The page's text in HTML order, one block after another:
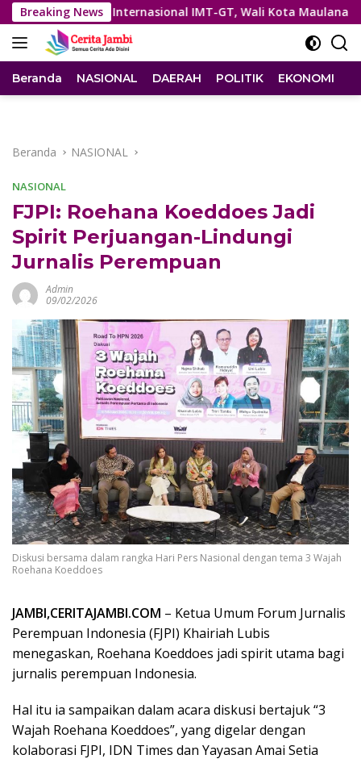
Langsung
ke
konten
Breaking News
Internasional IMT-GT, Wali Kota Maulana Perkuat
Beranda NASIONAL DAERAH POLITIK EKONOMI
Beranda NASIONAL
NASIONAL
FJPI: Roehana Koeddoes Jadi
Spirit Perjuangan-Lindungi
Jurnalis Perempuan
Admin
09/02/2026
Diskusi bersama dalam rangka Hari Pers Nasional dengan tema 3 Wajah
Roehana Koeddoes
JAMBI,CERITAJAMBI.COM – Ketua Umum Forum Jurnalis
Perempuan Indonesia (FJPI) Khairiah Lubis
menegaskan, Roehana Koeddoes jadi spirit utama bagi
jurnalis perempuan Indonesia.
Hal itu ia sampaikan dalam acara diskusi bertajuk “3
Wajah Roehana Koeddoes”, yang digelar dengan
kolaborasi FJPI, IDN Times dan Yayasan Amai Setia